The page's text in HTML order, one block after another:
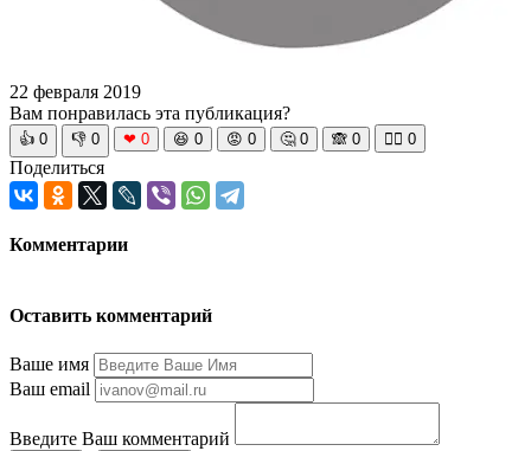
22 февраля 2019
Вам понравилась эта публикация?
👍 0 👎 0 ❤ 0 😆 0 😡 0 🤔 0 🙈 0 🧘‍♀️ 0
Поделиться
Комментарии
Оставить комментарий
Ваше имя
Ваш email
Введите Ваш комментарий